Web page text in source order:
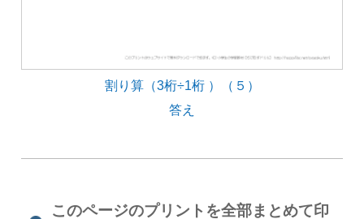
割り算（3桁÷1桁 ）（５）
答え
このページのプリントを全部まとめて印